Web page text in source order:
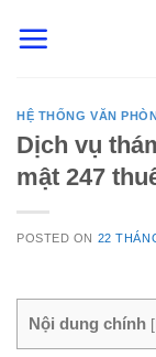
HỆ THỐNG VĂN
Dịch vụ
mật 247
POSTED ON 22
Nội dung chính [